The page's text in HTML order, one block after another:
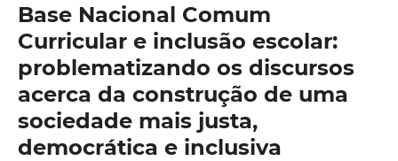
Base Nacional Comum
Curricular e inclusão escolar:
problematizando os discursos
acerca da construção de uma
sociedade mais justa,
democrática e inclusiva